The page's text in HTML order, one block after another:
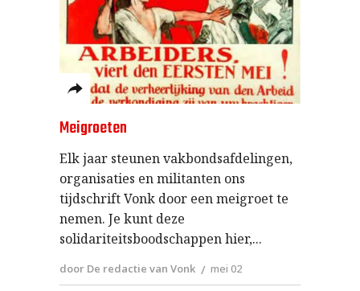
Meigroeten
Elk jaar steunen vakbondsafdelingen,
organisaties en militanten ons
tijdschrift Vonk door een meigroet te
nemen. Je kunt deze
solidariteitsboodschappen hier,
door De redactie van Vonk mei 02